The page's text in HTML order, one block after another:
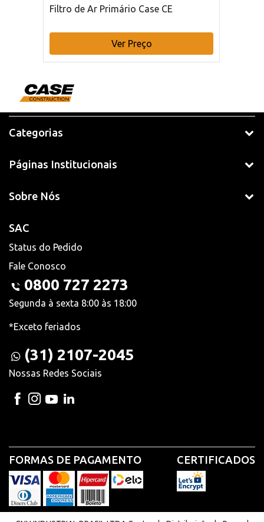
Filtro de Ar Primário Case CE
Ver Preço
Categorias
Páginas Institucionais
Sobre Nós
SAC
Status do Pedido
Fale Conosco
0800 727 2273
Segunda à sexta 8:00 às 18:00
*Exceto feriados
(31) 2107-2045
Nossas Redes Sociais
FORMAS DE PAGAMENTO CERTIFICADOS